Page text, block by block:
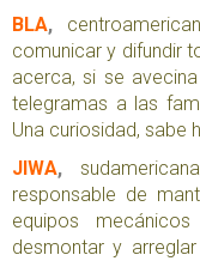
BLA,
comunicar y difundir
acerca, si se
telegramas a las
Una curiosidad, sabe
JIWA,
responsable de
equipos
desmontar y